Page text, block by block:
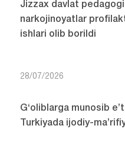
Jizzax davlat
narkojinoyatlar
ishlari olib borildi
28/07/2026
G‘oliblarga munosib
Turkiyada ijodiy-